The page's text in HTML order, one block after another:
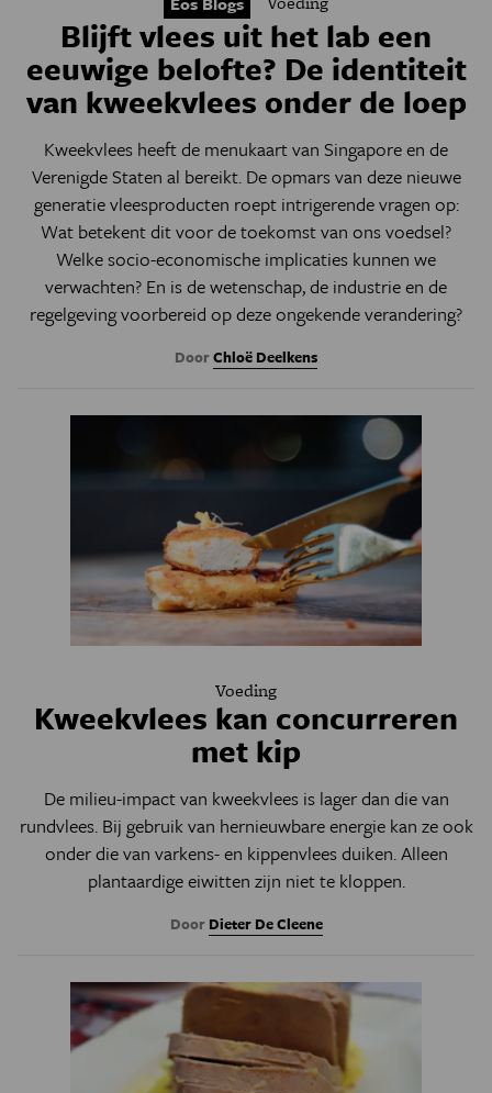
Blijft vlees uit het lab een
eeuwige belofte? De identiteit
van kweekvlees onder de loep
Kweekvlees heeft de menukaart van Singapore en de
Verenigde Staten al bereikt. De opmars van deze nieuwe
generatie vleesproducten roept intrigerende vragen op:
Wat betekent dit voor de toekomst van ons voedsel?
Welke socio-economische implicaties kunnen we
verwachten? En is de wetenschap, de industrie en de
regelgeving voorbereid op deze ongekende verandering?
DoorChloë Deelkens
Voeding
Kweekvlees kan concurreren
met kip
De milieu-impact van kweekvlees is lager dan die van
rundvlees. Bij gebruik van hernieuwbare energie kan ze ook
onder die van varkens- en kippenvlees duiken. Alleen
plantaardige eiwitten zijn niet te kloppen.
Door Dieter De Cleene